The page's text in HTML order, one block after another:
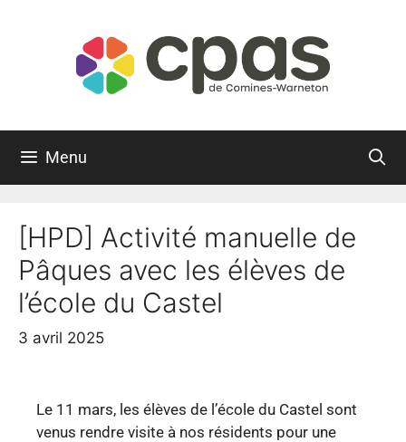
Menu
[HPD] Activité manuelle de
Pâques avec les élèves de
l’école du Castel
3 avril 2025
Le 11 mars, les élèves de l’école du Castel sont
venus rendre visite à nos résidents pour une